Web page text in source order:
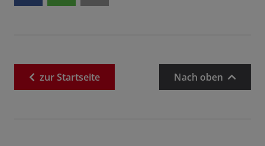
zurStartseite Nach oben